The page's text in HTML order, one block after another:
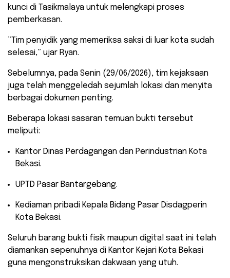
kunci di Tasikmalaya untuk melengkapi proses
pemberkasan.
​”Tim penyidik yang memeriksa saksi di luar kota sudah
selesai,” ujar Ryan.
​Sebelumnya, pada Senin (29/06/2026), tim kejaksaan
juga telah menggeledah sejumlah lokasi dan menyita
berbagai dokumen penting.
Beberapa lokasi sasaran temuan bukti tersebut
meliputi:
​Kantor Dinas Perdagangan dan Perindustrian Kota
Bekasi.
​UPTD Pasar Bantargebang.
​Kediaman pribadi Kepala Bidang Pasar Disdagperin
Kota Bekasi.
​Seluruh barang bukti fisik maupun digital saat ini telah
diamankan sepenuhnya di Kantor Kejari Kota Bekasi
guna mengonstruksikan dakwaan yang utuh.